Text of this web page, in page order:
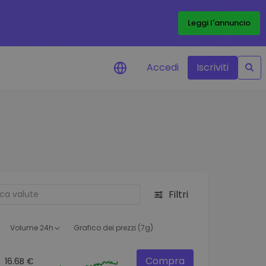
Leggi l'annuncio
utili per performance
Accedi Iscriviti
Filtri
Volume 24h Grafico dei prezzi (7g)
16.6B € Compra